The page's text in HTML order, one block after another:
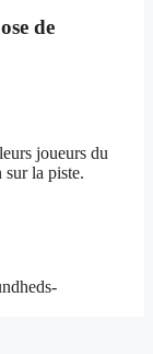
de
joueurs du
la piste.